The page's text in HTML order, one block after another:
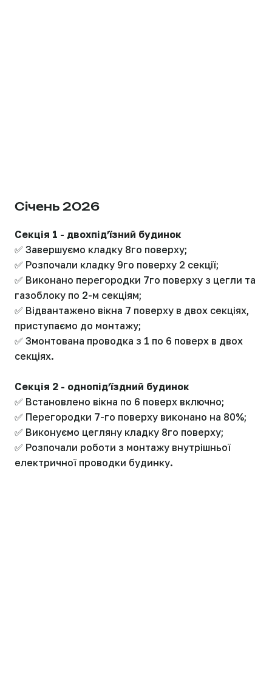
Січень 2026
Секція 1 - двохпідʼїзний будинок
✅ Завершуємо кладку 8го поверху;
✅ Розпочали кладку 9го поверху 2 секції;
✅ Виконано перегородки 7го поверху з цегли та
газоблоку по 2-м секціям;
✅ Відвантажено вікна 7 поверху в двох секціях,
приступаємо до монтажу;
✅ Змонтована проводка з 1 по 6 поверх в двох
секціях.
Секція 2 - однопідʼїздний будинок
✅ Встановлено вікна по 6 поверх включно;
✅ Перегородки 7-го поверху виконано на 80%;
✅ Виконуємо цегляну кладку 8го поверху;
✅ Розпочали роботи з монтажу внутрішньої
електричної проводки будинку.